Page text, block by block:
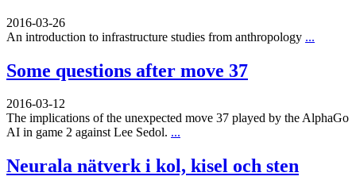
2016-03-26
An introduction to infrastructure studies from anthropology ...
Some questions after move 37
2016-03-12
The implications of the unexpected move 37 played by the AlphaGo
AI in game 2 against Lee Sedol. ...
Neurala nätverk i kol, kisel och sten